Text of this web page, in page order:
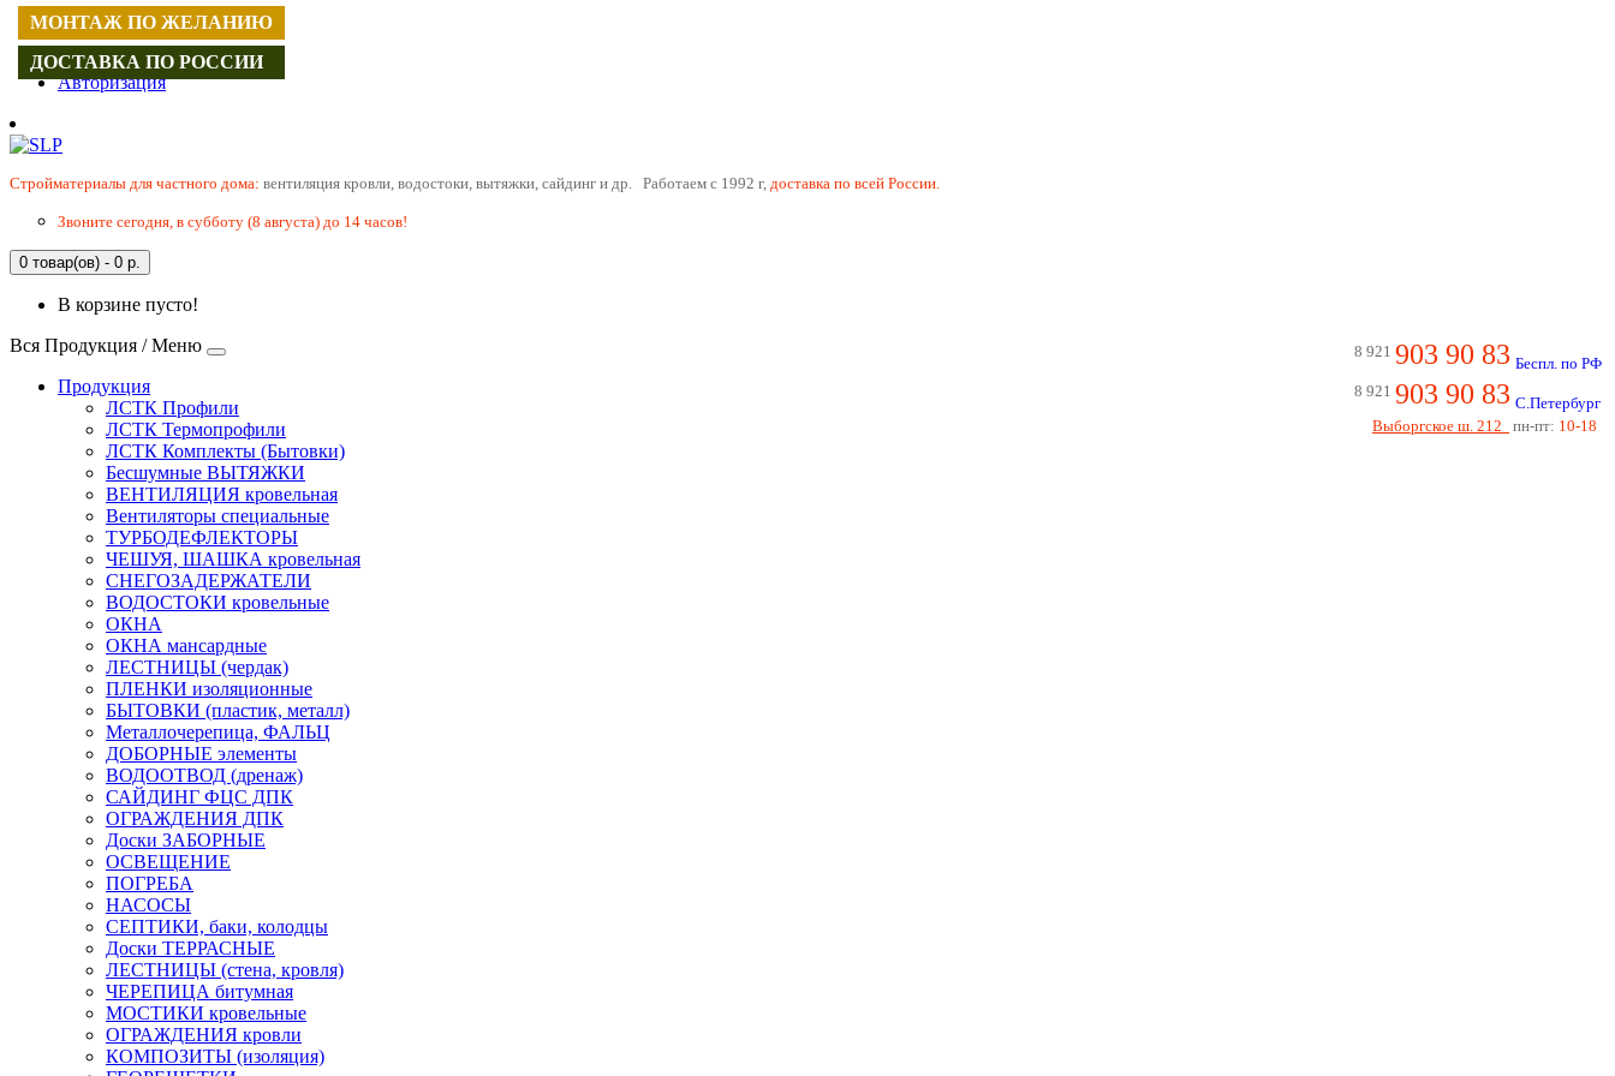
Регистрация
Авторизация
Cтройматериалы для частного дома: вентиляция кровли, водостоки, вытяжки, сайдинг и др. Работаем с 1992 г, доставка по всей России.
Звоните сегодня, в субботу (8 августа) до 14 часов!
0 товар(ов) - 0 р.
В корзине пусто!
8 921 903 90 83 Беспл. по РФ
8 921 903 90 83 С.Петербург
Выборгское ш. 212
пн-пт: 10-18
Вся Продукция / Меню
Продукция
ЛСТК Профили
ЛСТК Термопрофили
ЛСТК Комплекты (Бытовки)
Бесшумные ВЫТЯЖКИ
ВЕНТИЛЯЦИЯ кровельная
Вентиляторы специальные
ТУРБОДЕФЛЕКТОРЫ
ЧЕШУЯ, ШАШКА кровельная
СНЕГОЗАДЕРЖАТЕЛИ
ВОДОСТОКИ кровельные
ОКНА
ОКНА мансардные
ЛЕСТНИЦЫ (чердак)
ПЛЕНКИ изоляционные
БЫТОВКИ (пластик, металл)
Металлочерепица, ФАЛЬЦ
ДОБОРНЫЕ элементы
ВОДООТВОД (дренаж)
САЙДИНГ ФЦС ДПК
ОГРАЖДЕНИЯ ДПК
Доски ЗАБОРНЫЕ
ОСВЕЩЕНИЕ
ПОГРЕБА
НАСОСЫ
СЕПТИКИ, баки, колодцы
Доски ТЕРРАСНЫЕ
ЛЕСТНИЦЫ (стена, кровля)
ЧЕРЕПИЦА битумная
МОСТИКИ кровельные
ОГРАЖДЕНИЯ кровли
КОМПОЗИТЫ (изоляция)
МОНТАЖ ПО ЖЕЛАНИЮ
ДОСТАВКА ПО РОССИИ